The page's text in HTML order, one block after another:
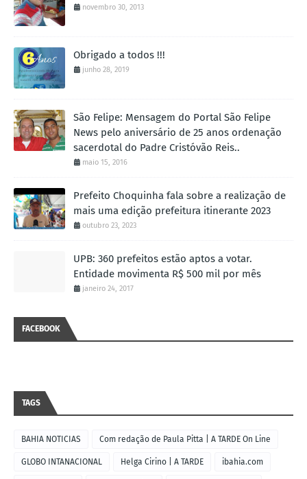
novembro 30, 2013
Obrigado a todos !!!
junho 28, 2019
São Felipe: Mensagem do Portal São Felipe
News pelo aniversário de 25 anos ordenação
sacerdotal do Padre Cristóvão Reis..
maio 15, 2016
Prefeito Choquinha fala sobre a realização de
mais uma edição prefeitura itinerante 2023
outubro 23, 2023
UPB: 360 prefeitos estão aptos a votar.
Entidade movimenta R$ 500 mil por mês
janeiro 24, 2017
FACEBOOK
TAGS
BAHIA NOTICIAS Com redação de Paula Pitta | A TARDE On Line
GLOBO INTANACIONAL Helga Cirino | A TARDE ibahia.com